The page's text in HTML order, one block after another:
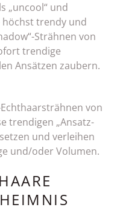
„uncool“ und
trendy und
Strähnen von
trendige
Ansätzen zaubern.
von
trendigen „Ansatz-
und verleihen
und/oder Volumen.